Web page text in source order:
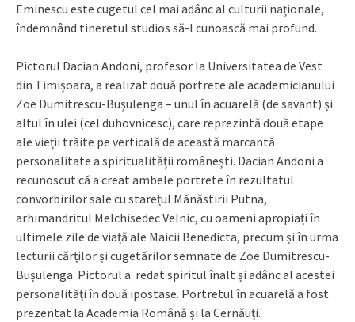
Eminescu este cugetul cel mai adânc al culturii naționale,
îndemnând tineretul studios să-l cunoască mai profund.
Pictorul Dacian Andoni, profesor la Universitatea de Vest
din Timișoara, a realizat două portrete ale academicianului
Zoe Dumitrescu-Bușulenga – unul în acuarelă (de savant) și
altul în ulei (cel duhovnicesc), care reprezintă două etape
ale vieții trăite pe verticală de această marcantă
personalitate a spiritualității românești. Dacian Andoni a
recunoscut că a creat ambele portrete în rezultatul
convorbirilor sale cu starețul Mănăstirii Putna,
arhimandritul Melchisedec Velnic, cu oameni apropiați în
ultimele zile de viață ale Maicii Benedicta, precum și în urma
lecturii cărților și cugetărilor semnate de Zoe Dumitrescu-
Bușulenga. Pictorul a redat spiritul înalt și adânc al acestei
personalități în două ipostase. Portretul în acuarelă a fost
prezentat la Academia Română și la Cernăuți.